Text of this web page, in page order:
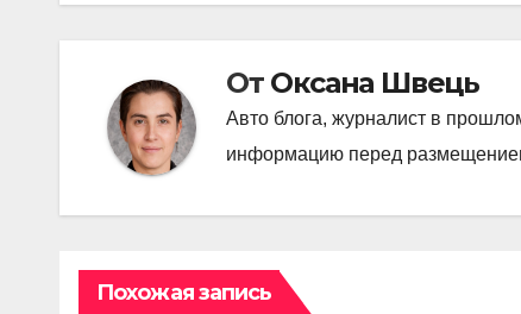
От Оксана Швець
Авто блога, журналист в
информацию перед
Похожая запись